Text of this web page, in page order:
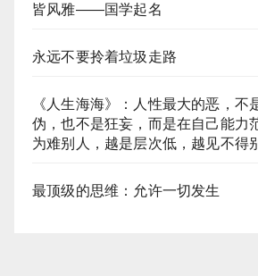
皆风雅——国学起名
永远不要拎着垃圾走路
《人生海海》：人性最大的恶，不
伪，也不是狂妄，而是在自己能力
为难别人，越是层次低，越见不得
最顶级的思维：允许一切发生